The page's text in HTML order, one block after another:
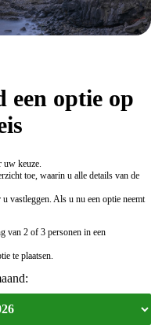
optie op
keuze.
toe, waarin u alle details van de
vastleggen. Als u nu een optie neemt
van 2 of 3 personen in een
te plaatsen.